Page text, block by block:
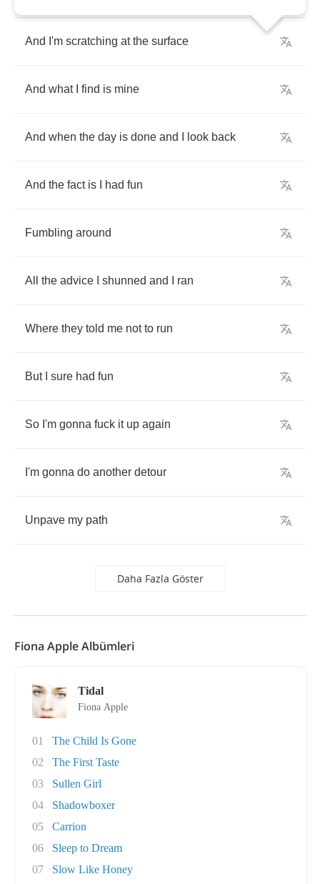
And I'm scratching at the surface
And what find is mine
And when the day is done and look back
And the fact is had fun
Fumbling around
All the advice shunned and ran
Where they told me not to run
But sure had fun
So I'm gonna fuck it up again
I'm gonna do another detour
Unpave my path
Daha Fazla Göster
Fiona Apple Albümleri
Tidal
Fiona Apple
01
The Child Is Gone
02
The First Taste
03
Sullen Girl
04
Shadowboxer
05
Carrion
06
Sleep to Dream
07
Slow Like Honey